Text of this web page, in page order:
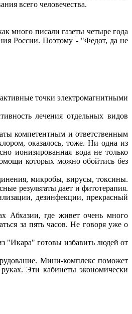
всего человечества.
много писали газеты четыре года
России. Поэтому - "Федот, да не
точки электромагнитными
лечения отдельных видов
компетентным и ответственным
оказалось, тоже. Ни одна из
ионизированная вода не только
которых можно обойтись без
микробы, вирусы, токсины.
результаты дает и фитотерапия.
дезинфекции, прекрасный
Абхазии, где живет очень много
за пять часов. Не говоря уже о
"Икара" готовы избавить людей от
Мини-комплекс поможет
Эти кабинеты экономически